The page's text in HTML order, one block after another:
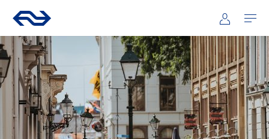
Hoofdnavigatie
Ga naar de homepage van ns.nl Mijn NS
Openen